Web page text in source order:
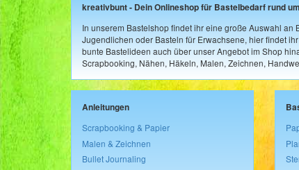
kreativbunt - Dein Onlineshop für Bastelbedarf rund
In unserem Bastelshop findet ihr eine große Auswahl
Jugendlichen oder Basteln für Erwachsene, hier findet
bunte Bastelideen auch über unser Angebot im Shop
Scrapbooking, Nähen, Häkeln, Malen, Zeichnen,
Anleitungen
Scrapbooking & Papier
Malen & Zeichnen
Bullet Journaling